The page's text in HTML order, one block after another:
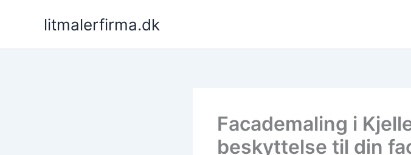
litmalerfirma.dk
Facademaling i
beskyttelse til din